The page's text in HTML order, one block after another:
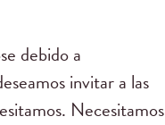
debido a
invitar a las
Necesitamos